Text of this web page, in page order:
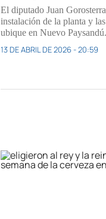
El diputado Juan
instalación de la planta y
ubique en Nuevo Paysandú.
13 DE ABRIL DE 2026 - 20:59